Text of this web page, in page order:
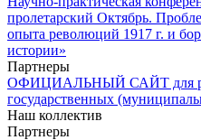
пролетарский Октябрь.
опыта революций 1917 г. и
истории»
Партнеры
ОФИЦИАЛЬНЫЙ САЙТ для
государственных
Наш коллектив
Партнеры